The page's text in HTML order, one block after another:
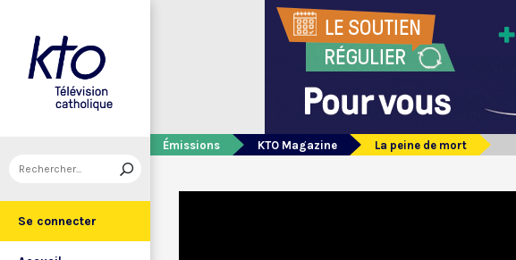
Se connecter
Émissions KTO Magazine La peine de mort